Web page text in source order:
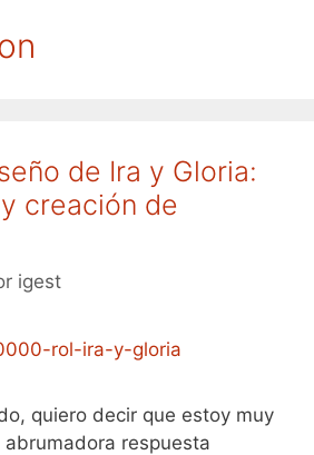
de Ira y Gloria:
creación de
igest
quiero decir que estoy muy
respuesta